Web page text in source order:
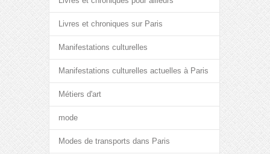
Livres et chroniques sur Paris
Manifestations culturelles
Manifestations culturelles actuelles à Paris
Métiers d'art
mode
Modes de transports dans Paris